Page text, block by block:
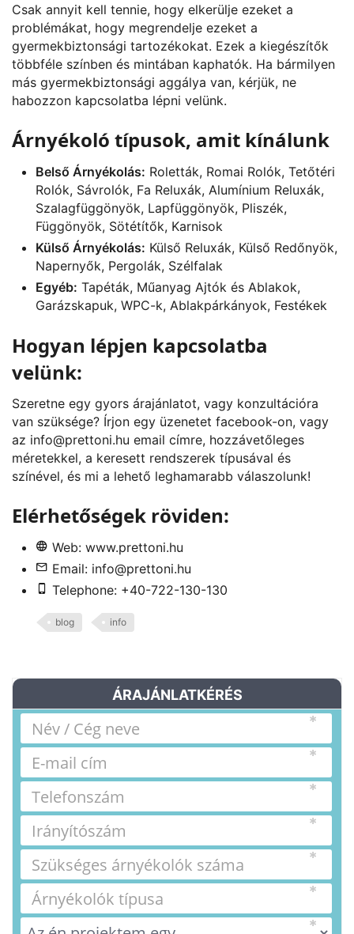
Csak annyit kell tennie, hogy elkerülje ezeket a
problémákat, hogy megrendelje ezeket a
gyermekbiztonsági tartozékokat. Ezek a kiegészítők
többféle színben és mintában kaphatók. Ha bármilyen
más gyermekbiztonsági aggálya van, kérjük, ne
habozzon kapcsolatba lépni velünk.
Árnyékoló típusok, amit kínálunk
Belső Árnyékolás: Roletták, Romai Rolók, Tetőtéri
Rolók, Sávrolók, Fa Reluxák, Alumínium Reluxák,
Szalagfüggönyök, Lapfüggönyök, Pliszék,
Függönyök, Sötétítők, Karnisok
Külső Árnyékolás: Külső Reluxák, Külső Redőnyök,
Napernyők, Pergolák, Szélfalak
Egyéb: Tapéták, Műanyag Ajtók és Ablakok,
Garázskapuk, WPC-k, Ablakpárkányok, Festékek
Hogyan lépjen kapcsolatba
velünk:
Szeretne egy gyors árajánlatot, vagy konzultációra
van szüksége? Írjon egy üzenetet facebook-on, vagy
az info@prettoni.hu email címre, hozzávetőleges
méretekkel, a keresett rendszerek típusával és
színével, és mi a lehető leghamarabb válaszolunk!
Elérhetőségek röviden:
Web: www.prettoni.hu
Email: info@prettoni.hu
Telephone: +40-722-130-130
blog info
ÁRAJÁNLATKÉRÉS